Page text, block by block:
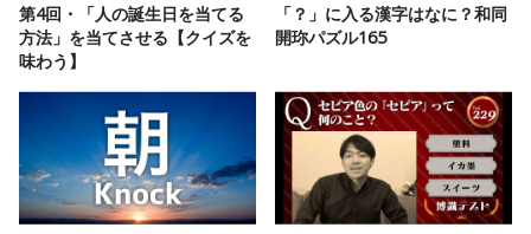
第4回・「人の誕生日を当てる
方法」を当てさせる【クイズを
味わう】
「？」に入る漢字はなに？和同
開珎パズル165